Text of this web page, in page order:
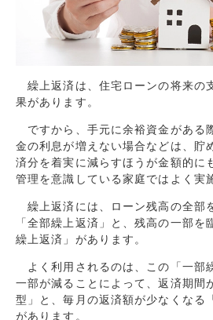
繰上返済は、住宅ローンの将来の
果があります。
ですから、手元に余裕資金がある
金の利息が増えない場合などは、貯
済分を着実に減らすほうが金額的に
管理を意識している家庭ではよく実
繰上返済には、ローン残高の全部
「全部繰上返済」と、残高の一部を
繰上返済」があります。
よく利用されるのは、この「一部
一部が減ることによって、返済期間
型」と、毎月の返済額が少なくなる
があります。